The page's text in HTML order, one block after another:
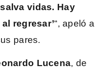
vidas. Hay
regresar’“, apeló a
pares.
Lucena, de